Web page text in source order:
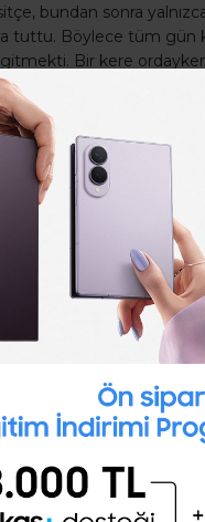
günlük
oluşturmak
bundan sonra
tuttu. Böylece tüm gün
Bir kere
kalıp
kendini oyuna
adlı kitabın yazarı.
kullanarak, gününün
listesini çıkar ve
anlarında bu
kurtarıcın
bir işi çok